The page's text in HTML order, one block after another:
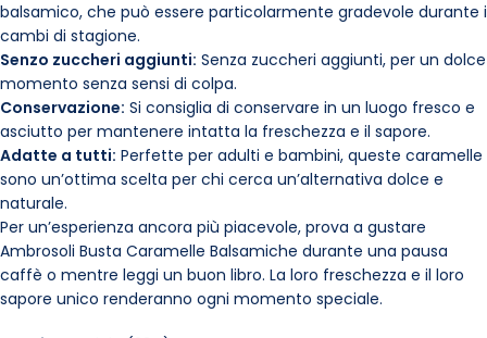
balsamico, che può essere particolarmente gradevole durante i
cambi di stagione.
Senzo zuccheri aggiunti: Senza zuccheri aggiunti, per un dolce
momento senza sensi di colpa.
Conservazione: Si consiglia di conservare in un luogo fresco e
asciutto per mantenere intatta la freschezza e il sapore.
Adatte a tutti: Perfette per adulti e bambini, queste caramelle
sono un’ottima scelta per chi cerca un’alternativa dolce e
naturale.
Per un’esperienza ancora più piacevole, prova a gustare
Ambrosoli Busta Caramelle Balsamiche durante una pausa
caffè o mentre leggi un buon libro. La loro freschezza e il loro
sapore unico renderanno ogni momento speciale.